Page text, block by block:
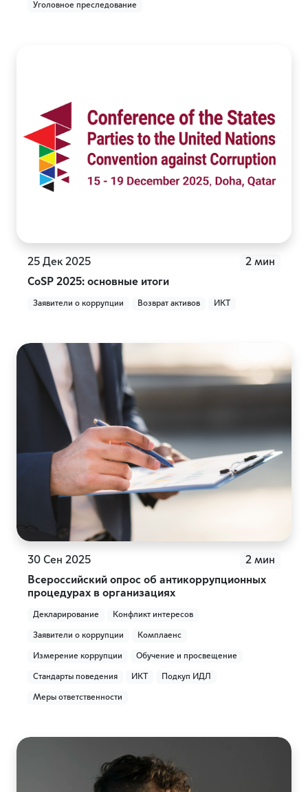
Уголовное преследование
25 Дек 2025
2 мин
CoSP 2025: основные итоги
Заявители о коррупции Возврат активов ИКТ
30 Сен 2025
2 мин
Всероссийский опрос об антикоррупционных
процедурах в организациях
Декларирование Конфликт интересов
Заявители о коррупции Комплаенс
Измерение коррупции Обучение и просвещение
Стандарты поведения ИКТ Подкуп ИДЛ
Меры ответственности